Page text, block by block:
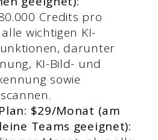
Credits pro
wichtigen KI-
darunter
KI-Bild- und
sowie
$29/Monat (am
Teams geeignet):